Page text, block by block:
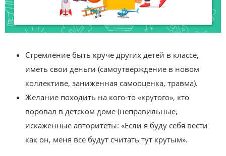
Стремление быть круче других детей в классе,
иметь свои деньги (самоутверждение в новом
коллективе, заниженная самооценка, травма).
Желание походить на кого-то «крутого», кто
воровал в детском доме (неправильные,
искаженные авторитеты: «Если я буду себя вести
как он, меня все будут считать тут крутым».